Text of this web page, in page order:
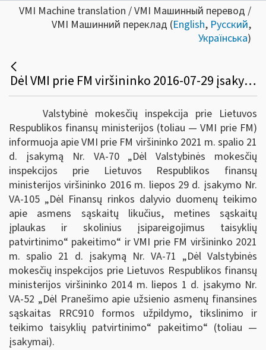
VMI Machine translation / VMI Машинный перевод /
VMI Машинний переклад (English, Русский,
Українська)
Dėl VMI prie FM viršininko 2016-07-29 įsakymo Nr. VA-105 ir VMI prie FM viršininko 2014-07-01 įsakymo Nr. VA-52 pakeitimo
Valstybinė mokesčių inspekcija prie Lietuvos
Respublikos finansų ministerijos (toliau ― VMI prie FM)
informuoja apie VMI prie FM viršininko 2021 m. spalio 21
d. įsakymą Nr. VA-70 „Dėl Valstybinės mokesčių
inspekcijos prie Lietuvos Respublikos finansų
ministerijos viršininko 2016 m. liepos 29 d. įsakymo Nr.
VA-105 „Dėl Finansų rinkos dalyvio duomenų teikimo
apie asmens sąskaitų likučius, metines sąskaitų
įplaukas ir skolinius įsipareigojimus taisyklių
patvirtinimo“ pakeitimo“ ir VMI prie FM viršininko 2021
m. spalio 21 d. įsakymą Nr. VA-71 „Dėl Valstybinės
mokesčių inspekcijos prie Lietuvos Respublikos finansų
ministerijos viršininko 2014 m. liepos 1 d. įsakymo Nr.
VA-52 „Dėl Pranešimo apie užsienio asmenų finansines
sąskaitas RRC910 formos užpildymo, tikslinimo ir
teikimo taisyklių patvirtinimo“ pakeitimo“ (toliau ―
įsakymai).